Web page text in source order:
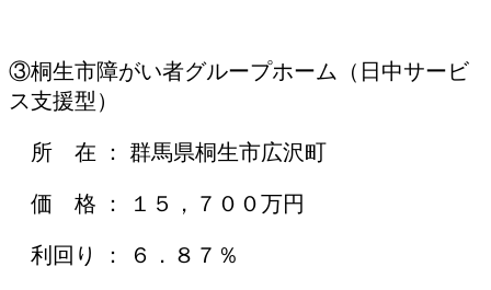
③桐生市障がい者グループホーム（日中サービ
ス支援型）
所 在 ： 群馬県桐生市広沢町
価 格 ： １５，７００万円
利回り ： ６．８７％